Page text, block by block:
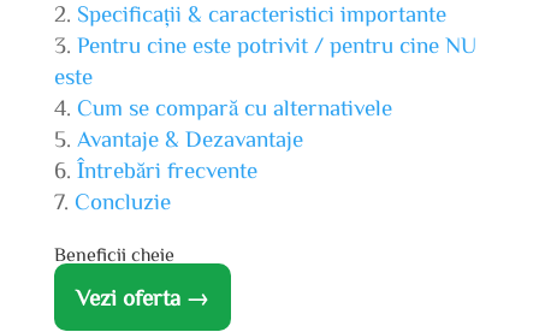
Specificații & caracteristici importante
Pentru cine este potrivit / pentru cine NU
este
Cum se compară cu alternativele
Avantaje & Dezavantaje
Întrebări frecvente
Concluzie
Beneficii cheie
Vezi oferta →